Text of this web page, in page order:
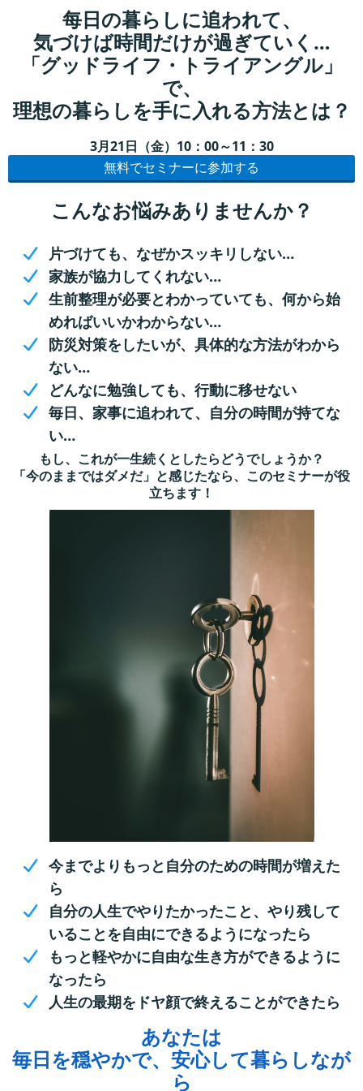
每日の暮らしに追われて、
気づけば時間だけが過ぎていく…
「グッドライフ・トライアングル」
で、
理想の暮らしを手に入れる方法とは？
3月21日（金）10：00～11：30
無料でセミナーに参加する
こんなお悩みありませんか？
片づけても、なぜかスッキリしない…
家族が協力してくれない…
生前整理が必要とわかっていても、何から始
めればいいかわからない…
防災対策をしたいが、具体的な方法がわから
ない…
どんなに勉強しても、行動に移せない
毎日、家事に追われて、自分の時間が持てな
い…
もし、これが一生続くとしたらどうでしょうか？
「今のままではダメだ」と感じたなら、このセミナーが役
立ちます！
今までよりもっと自分のための時間が増えた
ら
自分の人生でやりたかったこと、やり残して
いることを自由にできるようになったら
もっと軽やかに自由な生き方ができるように
なったら
人生の最期をドヤ顔で終えることができたら
あなたは
毎日を穏やかで、安心して暮らしなが
ら